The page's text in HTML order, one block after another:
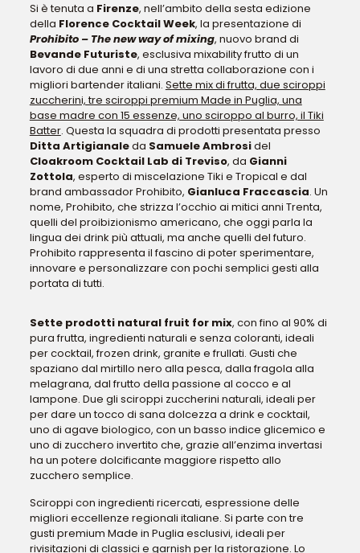
Si è tenuta a Firenze, nell’ambito della sesta edizione
della Florence Cocktail Week, la presentazione di
Prohibito – The new way of mixing, nuovo brand di
Bevande Futuriste, esclusiva mixability frutto di un
lavoro di due anni e di una stretta collaborazione con i
migliori bartender italiani. Sette mix di frutta, due sciroppi
zuccherini, tre sciroppi premium Made in Puglia, una
base madre con 15 essenze, uno sciroppo al burro, il Tiki
Batter. Questa la squadra di prodotti presentata presso
Ditta Artigianaleda Samuele Ambrosidel
Cloakroom Cocktail Lab di Treviso, da Gianni
Zottola, esperto di miscelazione Tiki e Tropical e dal
brand ambassador Prohibito, Gianluca Fraccascia. Un
nome, Prohibito, che strizza l’occhio ai mitici anni Trenta,
quelli del proibizionismo americano, che oggi parla la
lingua dei drink più attuali, ma anche quelli del futuro.
Prohibito rappresenta il fascino di poter sperimentare,
innovare e personalizzare con pochi semplici gesti alla
portata di tutti.
Sette prodotti natural fruit for mix, con fino al 90% di
pura frutta, ingredienti naturali e senza coloranti, ideali
per cocktail, frozen drink, granite e frullati. Gusti che
spaziano dal mirtillo nero alla pesca, dalla fragola alla
melagrana, dal frutto della passione al cocco e al
lampone. Due gli sciroppi zuccherini naturali, ideali per
per dare un tocco di sana dolcezza a drink e cocktail,
uno di agave biologico, con un basso indice glicemico e
uno di zucchero invertito che, grazie all’enzima invertasi
ha un potere dolcificante maggiore rispetto allo
zucchero semplice.
Sciroppi con ingredienti ricercati, espressione delle
migliori eccellenze regionali italiane. Si parte con tre
gusti premium Made in Puglia esclusivi, ideali per
rivisitazioni di classici e garnish per la ristorazione. Lo